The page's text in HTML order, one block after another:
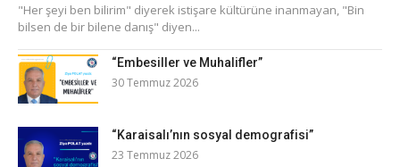
​"Her şeyi ben bilirim" diyerek istişare kültürüne inanmayan, "Bin
bilsen de bir bilene danış" diyen...
“Embesiller ve Muhalifler”
30 Temmuz 2026
“Karaisalı’nın sosyal demografisi”
23 Temmuz 2026